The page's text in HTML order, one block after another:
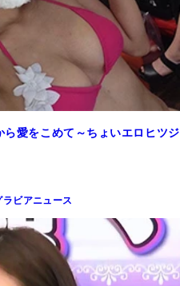
ら愛をこめて～ちょいエロヒツジ
ラビアニュース